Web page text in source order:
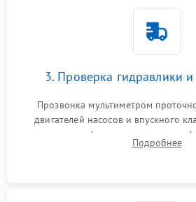
3. Проверка гидравлики
Прозвонка мультиметром
двигателей насосов и впускного
прессостата (датчика уровня
концевика дверцы и электронного
Подробнее